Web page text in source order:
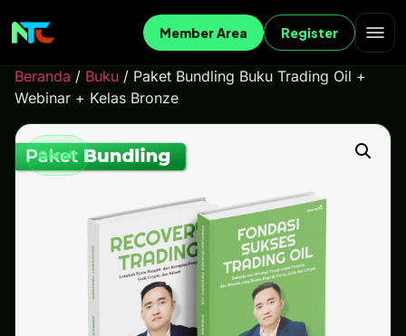
Member Area Register
Beranda / Buku / Paket Bundling Buku Trading Oil +
Webinar + Kelas Bronze
Obral!